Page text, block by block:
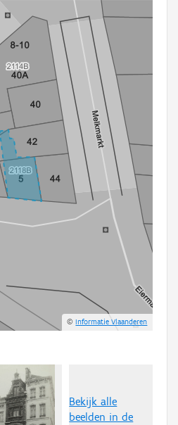
©Informatie Vlaanderen
Bekijk alle
beelden in de